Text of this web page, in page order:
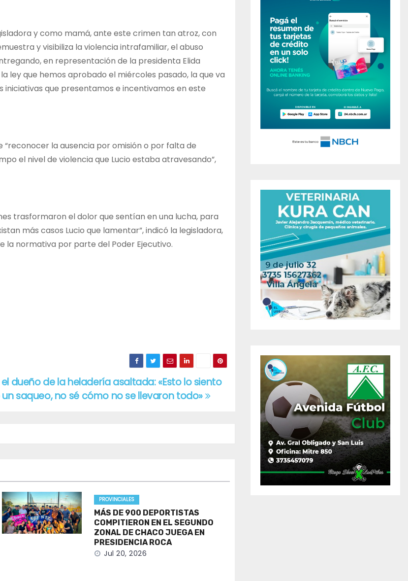
y como mamá, ante este crimen tan atroz, con
y visibiliza la violencia intrafamiliar, el abuso
en representación de la presidenta Elida
ley que hemos aprobado el miércoles pasado, la que va
que presentamos e incentivamos en este
la ausencia por omisión o por falta de
el nivel de violencia que Lucio estaba atravesando”,
trasformaron el dolor que sentían en una lucha, para
más casos Lucio que lamentar”, indicó la legisladora,
la normativa por parte del Poder Ejecutivo.
dueño de la heladería asaltada: «Esto lo siento
saqueo, no sé cómo no se llevaron todo»
PROVINCIALES
MÁS DE 900 DEPORTISTAS
COMPITIERON EN EL SEGUNDO
ZONAL DE CHACO JUEGA EN
PRESIDENCIA ROCA
Jul 20, 2026